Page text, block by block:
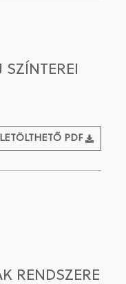
SZÍNTEREI
LETÖLTHETŐ PDF
RENDSZERE